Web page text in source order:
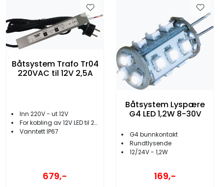
Båtsystem Trafo Tr04
220VAC til 12V 2,5A
Inn 220V - ut 12V
For kobling av 12V LED til 220V
Vanntett IP67
679,-
Båtsystem Lyspære
G4 LED 1,2W 8-30V
G4 bunnkontakt
Rundtlysende
12/24V - 1,2W
169,-